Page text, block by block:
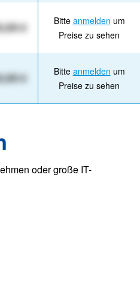
€ Bitte anmelden um
Preise zu sehen
€ Bitte anmelden um
Preise zu sehen
oder große IT-